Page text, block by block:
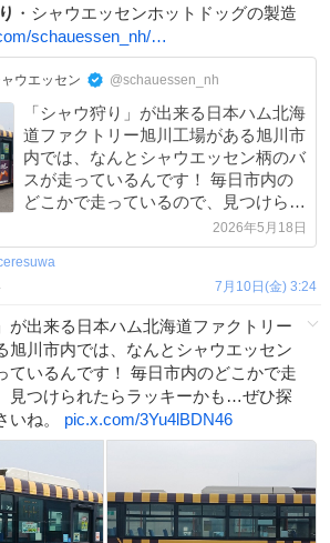
・シャウエッセンホットドッグの製造
schauessen_nh/…
ャウエッセン @schauessen_nh
「シャウ狩り」が出来る日本ハム北海
道ファクトリー旭川工場がある旭川市
内では、なんとシャウエッセン柄のバ
スが走っているんです！ 毎日市内の
どこかで走っているので、見つけられ
たらラッキーかも…ぜひ探してみてく
ださいね。
2026年5月18日
7月10日(金) 3:24
」が出来る日本ハム北海道ファクトリー
旭川市内では、なんとシャウエッセン
ているんです！ 毎日市内のどこかで走
見つけられたらラッキーかも…ぜひ探
いね。 pic.x.com/3Yu4lBDN46